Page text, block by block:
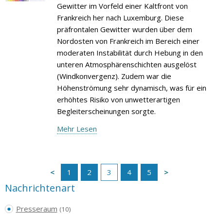
Gewitter im Vorfeld einer Kaltfront von
Frankreich her nach Luxemburg. Diese
präfrontalen Gewitter wurden über dem
Nordosten von Frankreich im Bereich einer
moderaten Instabilität durch Hebung in den
unteren Atmosphärenschichten ausgelöst
(Windkonvergenz). Zudem war die
Höhenströmung sehr dynamisch, was für ein
erhöhtes Risiko von unwetterartigen
Begleiterscheinungen sorgte.
Mehr Lesen
1 2 3 4 5
Nachrichtenart
Presseraum (10)